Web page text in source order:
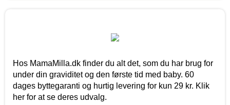
Hos MamaMilla.dk finder du alt det, som du har brug for
under din graviditet og den første tid med baby. 60
dages byttegaranti og hurtig levering for kun 29 kr. Klik
her for at se deres udvalg.